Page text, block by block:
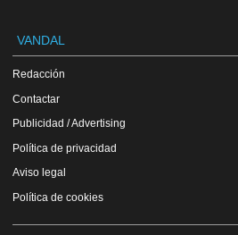
VANDAL
Redacción
Contactar
Publicidad / Advertising
Política de privacidad
Aviso legal
Política de cookies